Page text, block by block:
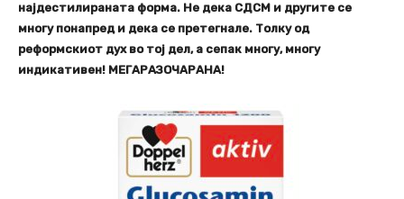
најдестилираната форма. Не дека СДСМ и другите се
многу понапред и дека се претегнале. Толку од
реформскиот дух во тој дел, а сепак многу, многу
индикативен! МЕГАРАЗОЧАРАНА!